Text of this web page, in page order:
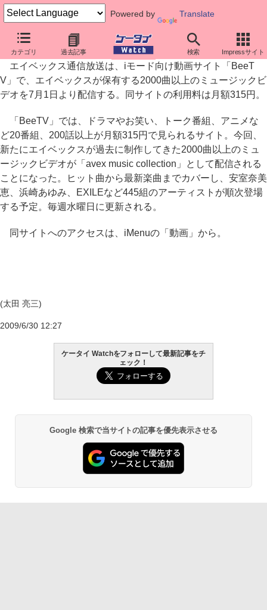
Powered by Translate
カテゴリ 過去記事 検索 Impressサイト
BeeTVでエイベックスのミュージックビデオ2000曲を配信
エイベックス通信放送は、iモード向け動画サイト「BeeT
V」で、エイベックスが保有する2000曲以上のミュージックビ
デオを7月1日より配信する。同サイトの利用料は月額315円。
「BeeTV」では、ドラマやお笑い、トーク番組、アニメな
ど20番組、200話以上が月額315円で見られるサイト。今回、
新たにエイベックスが過去に制作してきた2000曲以上のミュ
ージックビデオが「avex music collection」として配信される
ことになった。ヒット曲から最新楽曲までカバーし、安室奈美
恵、浜崎あゆみ、EXILEなど445組のアーティストが順次登場
する予定。毎週水曜日に更新される。
同サイトへのアクセスは、iMenuの「動画」から。
(太田 亮三)
2009/6/30 12:27
ケータイ Watchをフォローして最新記事をチ
ェック！
Google 検索で当サイトの記事を優先表示させる